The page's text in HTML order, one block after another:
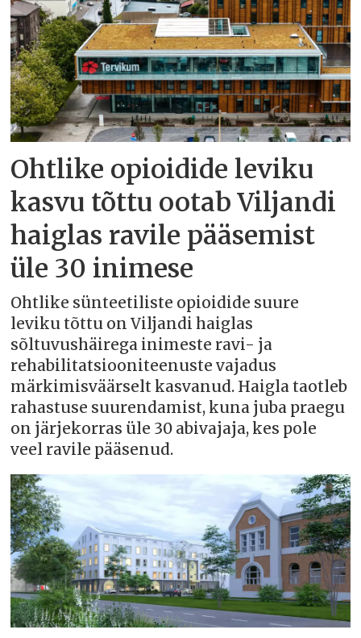
Ohtlike opioidide leviku
kasvu tõttu ootab Viljandi
haiglas ravile pääsemist
üle 30 inimese
Ohtlike sünteetiliste opioidide suure
leviku tõttu on Viljandi haiglas
sõltuvushäirega inimeste ravi- ja
rehabilitatsiooniteenuste vajadus
märkimisväärselt kasvanud. Haigla taotleb
rahastuse suurendamist, kuna juba praegu
on järjekorras üle 30 abivajaja, kes pole
veel ravile pääsenud.